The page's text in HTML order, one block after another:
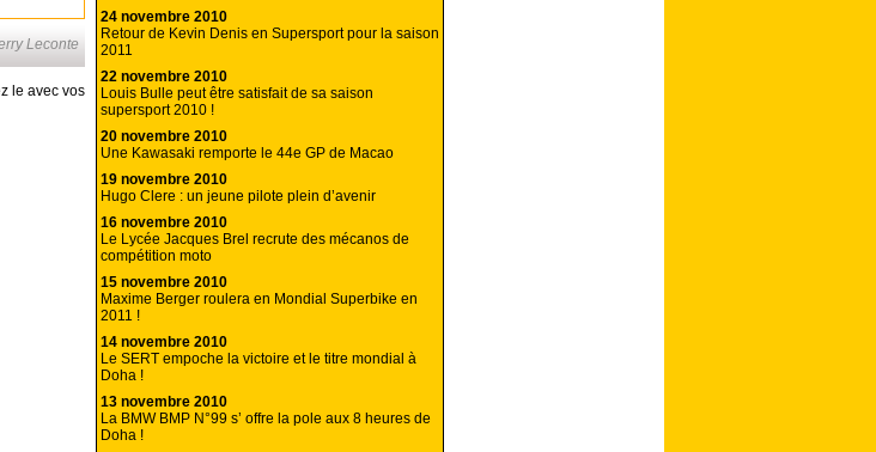
Leconte
le avec vos
24 novembre 2010
Retour de Kevin Denis en Supersport pour la saison
2011
22 novembre 2010
Louis Bulle peut être satisfait de sa saison
supersport 2010 !
20 novembre 2010
Une Kawasaki remporte le 44e GP de Macao
19 novembre 2010
Hugo Clere : un jeune pilote plein d’avenir
16 novembre 2010
Le Lycée Jacques Brel recrute des mécanos de
compétition moto
15 novembre 2010
Maxime Berger roulera en Mondial Superbike en
2011 !
14 novembre 2010
Le SERT empoche la victoire et le titre mondial à
Doha !
13 novembre 2010
La BMW BMP N°99 s’ offre la pole aux 8 heures de
Doha !